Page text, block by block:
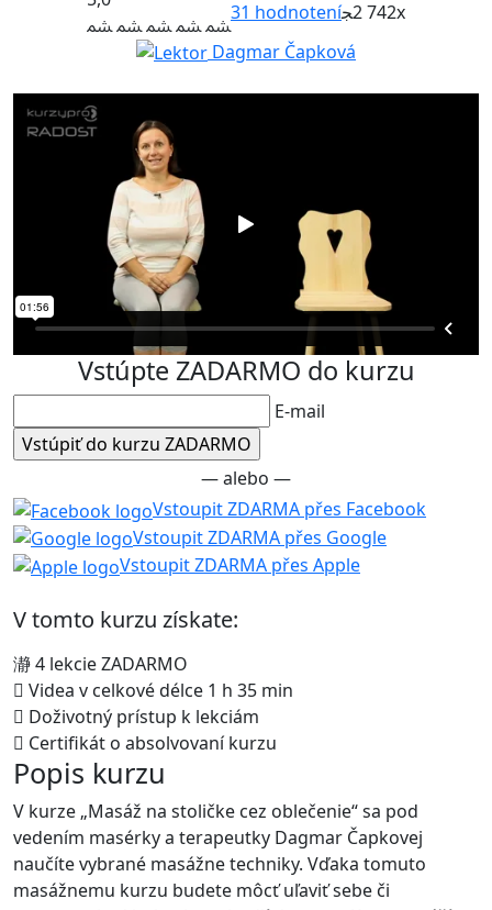
31 hodnotení 2 742x
Dagmar Čapková
Vstúpte ZADARMO do kurzu
E-mail
— alebo —
Vstoupit ZDARMA přes Facebook
Vstoupit ZDARMA přes Google
Vstoupit ZDARMA přes Apple
V tomto kurzu získate:
4 lekcie ZADARMO
Videa v celkové délce 1 h 35 min
Doživotný prístup k lekciám
Certifikát o absolvovaní kurzu
Popis kurzu
V kurze „Masáž na stoličke cez oblečenie“ sa pod
vedením masérky a terapeutky Dagmar Čapkovej
naučíte vybrané masážne techniky. Vďaka tomuto
masážnemu kurzu budete môcť uľaviť sebe či